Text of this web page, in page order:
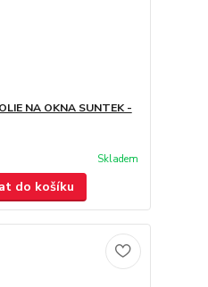
NA OKNA SUNTEK -
Skladem
do košíku